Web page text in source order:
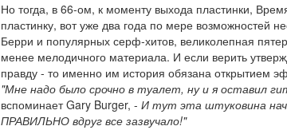
Но тогда, в 66-ом, к моменту выхода пластинки,
пластинку, вот уже два года по мере возможностей
Берри и популярных серф-хитов, великолепная
менее мелодичного материала. И если верить
правду - то именно им история обязана открытием
"Мне надо было срочно в туалет, ну и я оставил
вспоминает Gary Burger, -И тут эта штуковина
ПРАВИЛЬНО вдруг все зазвучало!"